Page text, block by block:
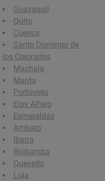
Guayaquil
Quito
Cuenca
Santo Domingo de
los Colorados
Machala
Manta
Portoviejo
Eloy Alfaro
Esmeraldas
Ambato
Ibarra
Riobamba
Quevedo
Loja